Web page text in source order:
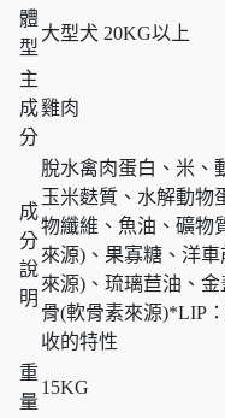
體
型
大型犬 20KG以上
主
成
分
雞肉
成
分
說
明
脫水禽肉蛋白、米、
玉米麩質、水解動物
物纖維、魚油、礦物
來源)、果寡糖、洋
來源)、琉璃苣油、
骨(軟骨素來源)*LIP
收的特性
重
量
15KG